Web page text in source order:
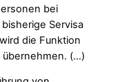
bei
Servisa
die Funktion
übernehmen. (…)